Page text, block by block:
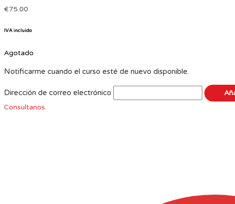
€75.00
IVA incluido
Agotado
Notificarme cuando el curso esté de nuevo disponible.
Dirección de correo electrónico
Consultanos